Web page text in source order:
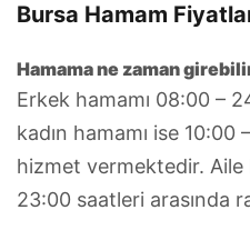
Bursa Hamam
Hamama ne zaman
Erkek hamamı 08:00 –
kadın hamamı ise 10:00
hizmet vermektedir. Aile
23:00 saatleri arasında